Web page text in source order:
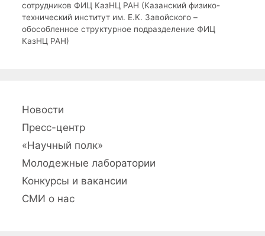
сотрудников ФИЦ КазНЦ РАН (Казанский физико-
технический институт им. Е.К. Завойского –
обособленное структурное подразделение ФИЦ
КазНЦ РАН)
Новости
Пресс-центр
«Научный полк»
Молодежные лаборатории
Конкурсы и вакансии
СМИ о нас